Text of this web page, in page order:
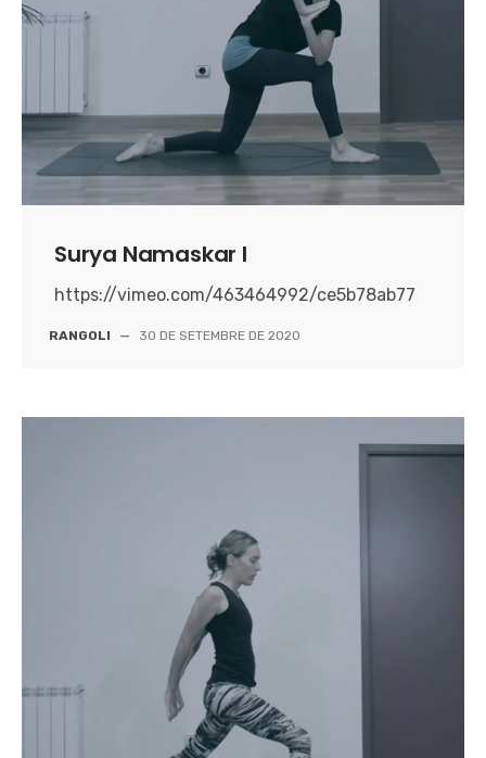
Surya Namaskar I
https://vimeo.com/463464992/ce5b78ab77
RANGOLI — 30 DE SETEMBRE DE 2020